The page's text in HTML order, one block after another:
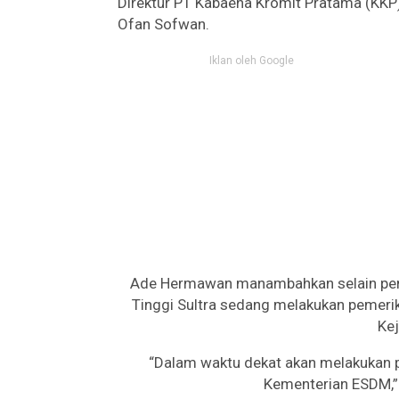
Ofan Sofwan.
Iklan oleh Google
Ade Hermawan manambahkan selain
Tinggi Sultra sedang melakukan
“Dalam waktu dekat akan
Kementerian